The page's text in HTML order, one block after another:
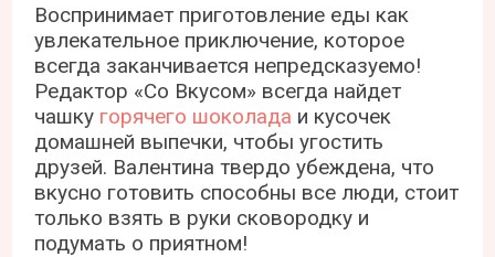
Воспринимает приготовление еды как
увлекательное приключение, которое
всегда заканчивается непредсказуемо!
Редактор «Со Вкусом» всегда найдет
чашку горячего шоколада и кусочек
домашней выпечки, чтобы угостить
друзей. Валентина твердо убеждена, что
вкусно готовить способны все люди, стоит
только взять в руки сковородку и
подумать о приятном!